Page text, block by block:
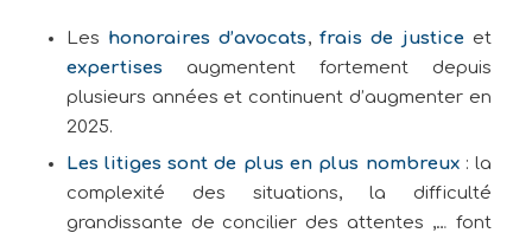
Les honoraires d’avocats, frais de justice et
expertisesaugmentent fortement depuis
plusieurs années et continuent d’augmenter en
2025.
Les litiges sont de plus en plus nombreux: la
complexité des situations, la difficulté
grandissante de concilier des attentes ,… font